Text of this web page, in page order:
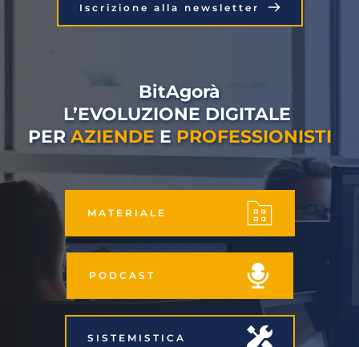
Iscrizione alla newsletter
BitAgorà
L’EVOLUZIONE DIGITALE
PER AZIENDE E PROFESSIONISTI
MATERIALE
PODCAST
SISTEMISTICA